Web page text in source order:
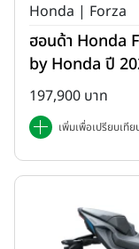
Honda | Forza
ฮอนด้า Honda
by Honda ปี
197,900 บาท
เพิ่มเพื่อเปรียบเทีย